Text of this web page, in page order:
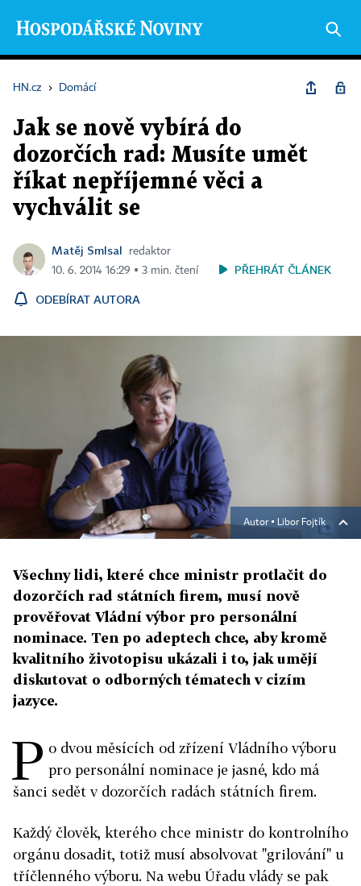
HN.cz › Domácí
Jak se nově vybírá do
dozorčích rad: Musíte umět
říkat nepříjemné věci a
vychválit se
Matěj Smlsal
redaktor
10. 6. 2014 16:29 ▪ 3 min. čtení
PŘEHRÁT ČLÁNEK
ODEBÍRAT AUTORA
Autor ▪ Libor Fojtík
Všechny lidi, které chce ministr protlačit do
dozorčích rad státních firem, musí nově
prověřovat Vládní výbor pro personální
nominace. Ten po adeptech chce, aby kromě
kvalitního životopisu ukázali i to, jak umějí
diskutovat o odborných tématech v cizím
jazyce.
P o dvou měsících od zřízení Vládního výboru
pro personální nominace je jasné, kdo má
šanci sedět v dozorčích radách státních firem.
Každý člověk, kterého chce ministr do kontrolního
orgánu dosadit, totiž musí absolvovat "grilování" u
tříčlenného výboru. Na webu Úřadu vlády se pak